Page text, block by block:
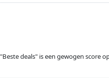
"Beste deals" is een gewogen score